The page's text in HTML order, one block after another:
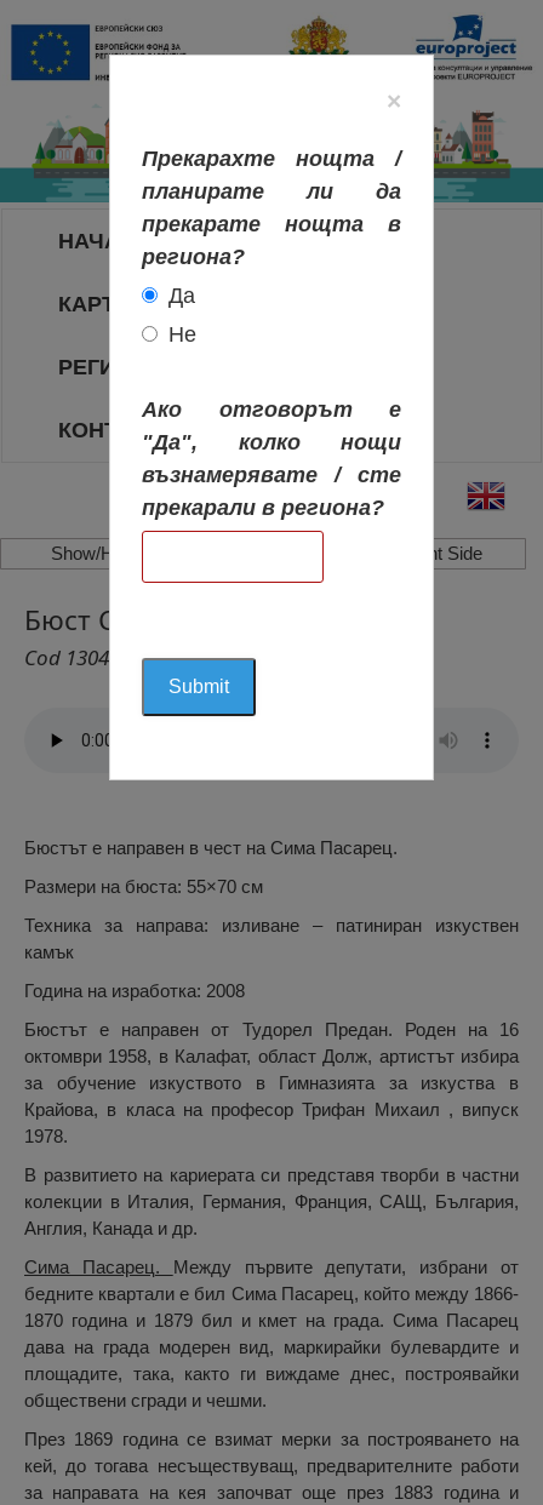
НАЧАЛО
КАРТА НА РЕГИОНИТЕ
РЕГИОНИ
КОНТАКТИ
Show/Hide Left Side Show/Hide Right Side
Бюст Сима Пасарец, Калафат
Cod 1304
Бюстът е направен в чест на Сима Пасарец.
Размери на бюста: 55×70 см
Техника за направа: изливане – патиниран изкуствен
камък
Година на изработка: 2008
Бюстът е направен от Тудорел Предан. Роден на 16
октомври 1958, в Калафат, област Долж, артистът избира
за обучение изкуството в Гимназията за изкуства в
Крайова, в класа на професор Трифан Михаил , випуск
1978.
В развитието на кариерата си представя творби в частни
колекции в Италия, Германия, Франция, САЩ, България,
Англия, Канада и др.
Сима Пасарец. Между първите депутати, избрани от
бедните квартали е бил Сима Пасарец, който между 1866-
1870 година и 1879 бил и кмет на града. Сима Пасарец
дава на града модерен вид, маркирайки булевардите и
площадите, така, както ги виждаме днес, построявайки
обществени сгради и чешми.
През 1869 година се взимат мерки за построяването на
кей, до тогава несъществуващ, предварителните работи
за направата на кея започват още през 1883 година и
×
Прекарахте нощта /
планирате ли да
прекарате нощта в
региона?
Да
Не
Ако отговорът е
"Да", колко нощи
възнамерявате / сте
прекарали в региона?